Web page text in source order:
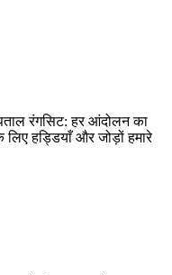
रंगसिट: हर आंदोलन का
हड्डियाँ और जोड़ों हमारे